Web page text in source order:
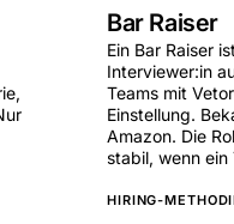
Bar Raiser
Ein Bar Raiser
Interviewer:in
Teams mit
Einstellung.
Amazon. Die
stabil, wenn ein
HIRING-